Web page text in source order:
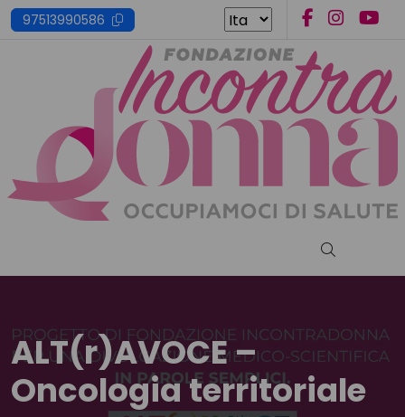
Skip
to
97513990586
Cerca nel
ALT(r)AVOCE –
Oncologia territoriale